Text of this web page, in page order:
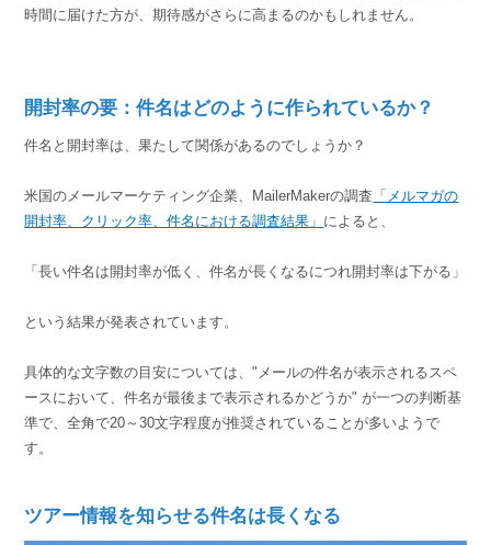
時間に届けた方が、期待感がさらに高まるのかもしれません。
開封率の要：件名はどのように作られているか？
件名と開封率は、果たして関係があるのでしょうか？
米国のメールマーケティング企業、MailerMakerの調査 「メルマガの
開封率、クリック率、件名における調査結果」 によると、
「長い件名は開封率が低く、件名が長くなるにつれ開封率は下がる」
という結果が発表されています。
具体的な文字数の目安については、"メールの件名が表示されるスペ
ースにおいて、件名が最後まで表示されるかどうか" が一つの判断基
準で、全角で20～30文字程度が推奨されていることが多いようで
す。
ツアー情報を知らせる件名は長くなる